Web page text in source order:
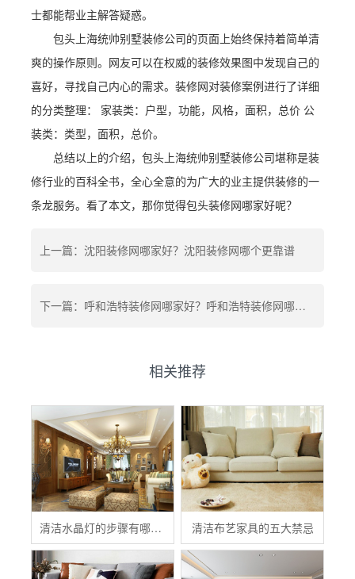
士都能帮业主解答疑惑。
包头上海统帅别墅装修公司的页面上始终保持着简单清
爽的操作原则。网友可以在权威的装修效果图中发现自己的
喜好，寻找自己内心的需求。装修网对装修案例进行了详细
的分类整理： 家装类：户型，功能，风格，面积，总价 公
装类：类型，面积，总价。
总结以上的介绍，包头上海统帅别墅装修公司堪称是装
修行业的百科全书，全心全意的为广大的业主提供装修的一
条龙服务。看了本文，那你觉得包头装修网哪家好呢？
上一篇：沈阳装修网哪家好？沈阳装修网哪个更靠谱
下一篇：呼和浩特装修网哪家好？呼和浩特装修网哪个更靠谱
相关推荐
清洁水晶灯的步骤有哪些？ 清洁布艺家具的五大禁忌